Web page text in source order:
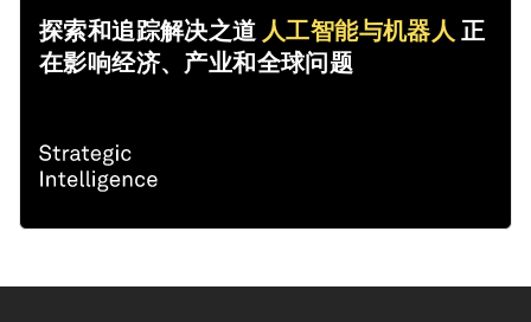
探索和追踪解决之道 人工智能与机器人 正
在影响经济、产业和全球问题